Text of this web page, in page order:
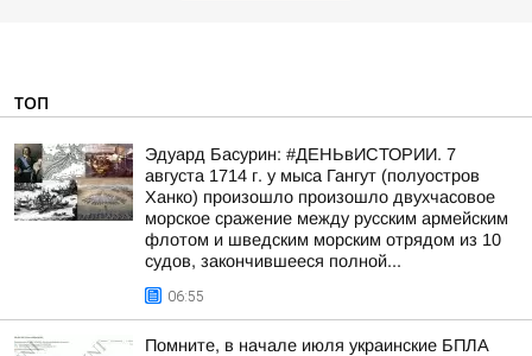
ТОП
Эдуард Басурин: #ДЕНЬвИСТОРИИ. 7
августа 1714 г. у мыса Гангут (полуостров
Ханко) произошло произошло двухчасовое
морское сражение между русским армейским
флотом и шведским морским отрядом из 10
судов, закончившееся полной...
06:55
Помните, в начале июля украинские БПЛА